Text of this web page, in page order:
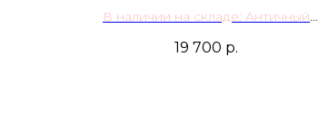
В наличии на складе: Античный
19 700 р.